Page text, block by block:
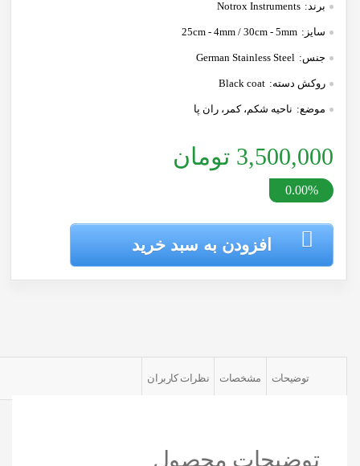
برند: Notrox Instruments
سایز: 25cm - 4mm / 30cm - 5mm
جنس: German Stainless Steel
روکش دسته: Black coat
موضع: ناحیه شکم، کمر، ران پا
3,500,000 تومان
0.00%
افزودن به سبد خرید
توضیحات مشخصات نظرات کاربران
توضیحات محصول